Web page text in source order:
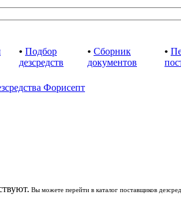
• Подбор
дезсредств
• Сборник
документов
•
Форисепт
Вы можете перейти в каталог поставщиков